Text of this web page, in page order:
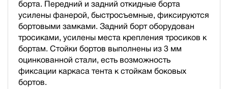
борта. Передний и задний откидные борта
усилены фанерой, быстросъемные, фиксируются
бортовыми замками. Задний борт оборудован
тросиками, усилены места крепления тросиков к
бортам. Стойки бортов выполнены из 3 мм
оцинкованной стали, есть возможность
фиксации каркаса тента к стойкам боковых
бортов.